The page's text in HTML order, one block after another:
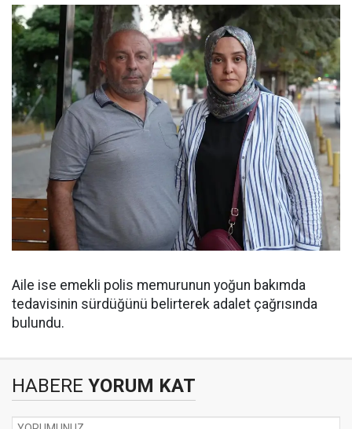
Aile ise emekli polis memurunun yoğun bakımda
tedavisinin sürdüğünü belirterek adalet çağrısında
bulundu.
HABERE YORUM KAT